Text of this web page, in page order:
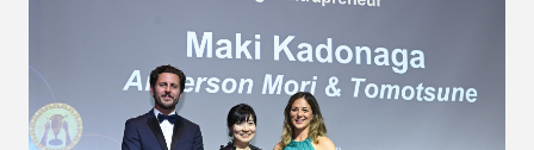
ランジションがどこまで進んでいるのか、そして今後どのよう
な展開が期待されるのかを、多角的な視点から探っていきま
す。